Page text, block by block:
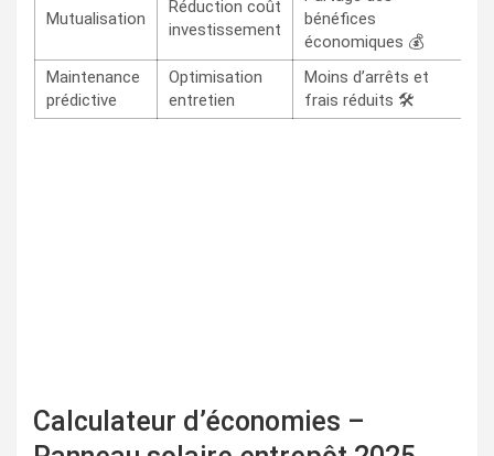
Mutualisation
Réduction coût
investissement
bénéfices
économiques 💰
Maintenance
prédictive
Optimisation
entretien
Moins d’arrêts et
frais réduits 🛠️
Calculateur d’économies –